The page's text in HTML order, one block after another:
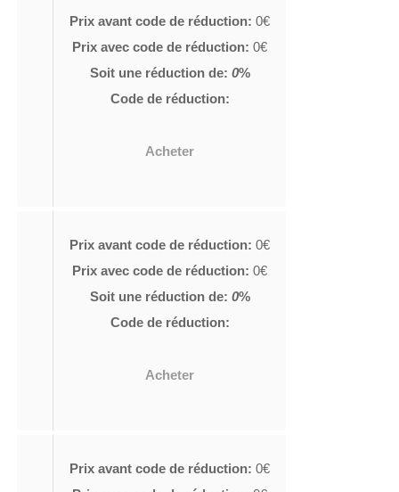
Prix avant code de réduction: 0€
Prix avec code de réduction: 0€
Soit une réduction de: 0%
Code de réduction:
Acheter
Prix avant code de réduction: 0€
Prix avec code de réduction: 0€
Soit une réduction de: 0%
Code de réduction:
Acheter
Prix avant code de réduction: 0€